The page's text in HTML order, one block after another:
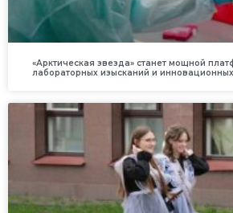
«Арктическая звезда» станет мощной
лабораторных изысканий и